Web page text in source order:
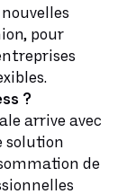
pour
?
arrive avec
solution
de